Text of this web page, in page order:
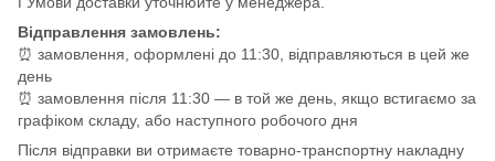
Відправлення замовлень:
⏰ замовлення, оформлені до 11:30, відправляються в цей же
день
⏰ замовлення після 11:30 — в той же день, якщо встигаємо за
графіком складу, або наступного робочого дня
Після відправки ви отримаєте товарно-транспортну накладну